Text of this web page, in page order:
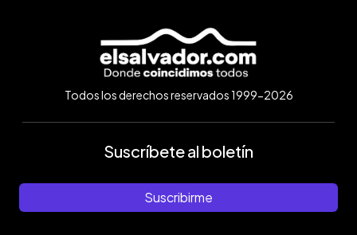
Todos los derechos reservados 1999-2026
Suscríbete al boletín
Suscribirme